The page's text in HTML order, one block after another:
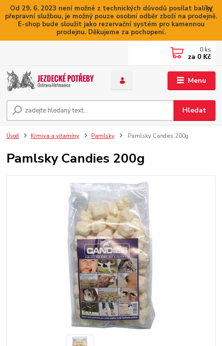
Od 29. 6. 2023 není možné z technických důvodů posílat balíky
přepravní službou, je možný pouze osobní odběr zboží na prodejně.
E-shop bude sloužit jako rezervační systém pro kamennou
prodejnu. Děkujeme za pochopení.
Menu
Hledat
0 ks
za 0 Kč
Úvod Krmiva a vitamíny Pamlsky Pamlsky Candies 200g
Pamlsky Candies 200g